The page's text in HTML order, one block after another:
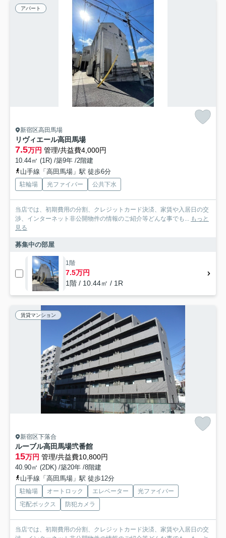
アパート
新宿区高田馬場
リヴィエール高田馬場
7.5万円 管理/共益費4,000円
10.44㎡ (1R) /築9年 /2階建
山手線「高田馬場」駅 徒歩6分
駐輪場 光ファイバー 公共下水
当店では、初期費用の分割、クレジットカード決済、家賃や入居日の交
渉、インターネット非公開物件の情報のご紹介等どんな事でも... もっと
見る
募集中の部屋
1階
7.5万円
1階 / 10.44㎡ / 1R
賃貸マンション
新宿区下落合
ルーブル高田馬場弐番館
15万円 管理/共益費10,800円
40.90㎡ (2DK) /築20年 /8階建
山手線「高田馬場」駅 徒歩12分
駐輪場 オートロック エレベーター
光ファイバー
宅配ボックス
防犯カメラ
当店では、初期費用の分割、クレジットカード決済、家賃や入居日の交